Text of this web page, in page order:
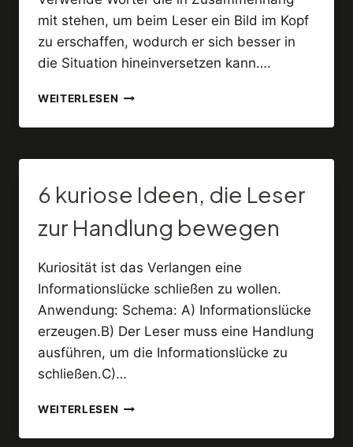
mit stehen, um beim Leser ein Bild im Kopf
zu erschaffen, wodurch er sich besser in
die Situation hineinversetzen kann….
WEITERLESENEFFEKTIV
SINNE
MENSCHEN
6 kuriose Ideen, die Leser
zur Handlung bewegen
Kuriosität ist das Verlangen eine
Informationslücke schließen zu wollen.
Anwendung: Schema: A) Informationslücke
erzeugen.B) Der Leser muss eine Handlung
ausführen, um die Informationslücke zu
schließen.C)…
WEITERLESEN6
IDEEN,